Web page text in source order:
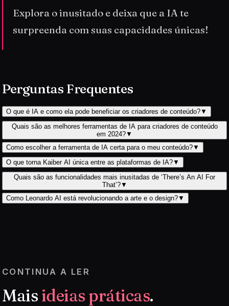
Explora o inusitado e deixa que a IA te
surpreenda com suas capacidades únicas!
Perguntas Frequentes
O que é IA e como ela pode beneficiar os criadores de conteúdo?▼
Quais são as melhores ferramentas de IA para criadores de conteúdo
em 2024?▼
Como escolher a ferramenta de IA certa para o meu conteúdo?▼
O que torna Kaiber AI única entre as plataformas de IA?▼
Quais são as funcionalidades mais inusitadas de ‘There’s An AI For
That’?▼
Como Leonardo AI está revolucionando a arte e o design?▼
CONTINUA A LER
Mais ideias práticas.